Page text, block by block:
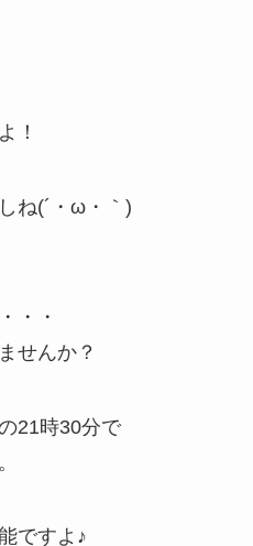
！
ね(´・ω・｀)
・・
せんか？
21時30分で
ですよ♪